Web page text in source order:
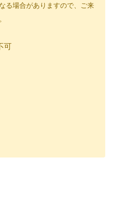
る場合がありますので、ご来
可